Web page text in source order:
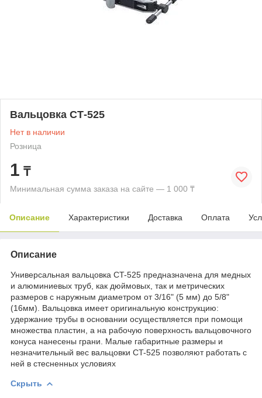
Вальцовка СТ-525
Нет в наличии
Розница
1 ₸
Минимальная сумма заказа на сайте — 1 000 ₸
Описание Характеристики Доставка Оплата
Описание
Универсальная вальцовка СT-525 предназначена для медных
и алюминиевых труб, как дюймовых, так и метрических
размеров с наружным диаметром от 3/16" (5 мм) до 5/8"
(16мм). Вальцовка имеет оригинальную конструкцию:
удержание трубы в основании осуществляется при помощи
множества пластин, а на рабочую поверхность вальцовочного
конуса нанесены грани. Малые габаритные размеры и
незначительный вес вальцовки СT-525 позволяют работать с
ней в стесненных условиях
Скрыть